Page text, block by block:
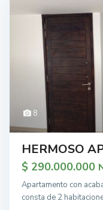
8
HERMOSO
$ 290.000.000
Apartamento con
consta de 2